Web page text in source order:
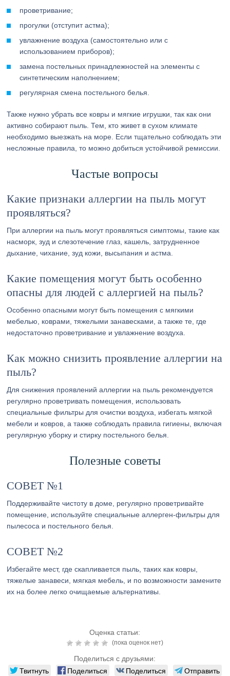
проветривание;
прогулки (отступит астма);
увлажнение воздуха (самостоятельно или с
использованием приборов);
замена постельных принадлежностей на элементы с
синтетическим наполнением;
регулярная смена постельного белья.
Также нужно убрать все ковры и мягкие игрушки, так как они
активно собирают пыль. Тем, кто живет в сухом климате
необходимо выезжать на море. Если тщательно соблюдать эти
несложные правила, то можно добиться устойчивой ремиссии.
Частые вопросы
Какие признаки аллергии на пыль могут
проявляться?
При аллергии на пыль могут проявляться симптомы, такие как
насморк, зуд и слезотечение глаз, кашель, затрудненное
дыхание, чихание, зуд кожи, высыпания и астма.
Какие помещения могут быть особенно
опасны для людей с аллергией на пыль?
Особенно опасными могут быть помещения с мягкими
мебелью, коврами, тяжелыми занавесками, а также те, где
недостаточно проветривание и увлажнение воздуха.
Как можно снизить проявление аллергии на
пыль?
Для снижения проявлений аллергии на пыль рекомендуется
регулярно проветривать помещения, использовать
специальные фильтры для очистки воздуха, избегать мягкой
мебели и ковров, а также соблюдать правила гигиены, включая
регулярную уборку и стирку постельного белья.
Полезные советы
СОВЕТ №1
Поддерживайте чистоту в доме, регулярно проветривайте
помещение, используйте специальные аллерген-фильтры для
пылесоса и постельного белья.
СОВЕТ №2
Избегайте мест, где скапливается пыль, таких как ковры,
тяжелые занавеси, мягкая мебель, и по возможности замените
их на более легко очищаемые альтернативы.
Оценка статьи:
(пока оценок нет)
Поделиться с друзьями:
Твитнуть Поделиться Поделиться
Отправить